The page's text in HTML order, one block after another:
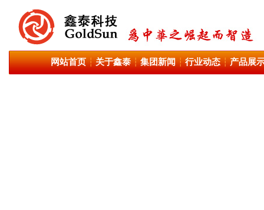
网站首页┆关于鑫泰┆集团新闻┆行业动态┆产品展